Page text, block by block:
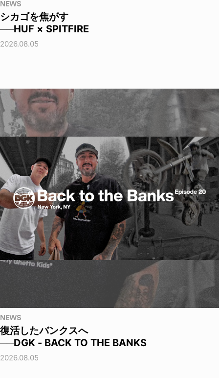
NEWS
シカゴを焦がす
──HUF × SPITFIRE
2026.08.05
NEWS
復活したバンクスへ
──DGK - BACK TO THE BANKS
2026.08.05